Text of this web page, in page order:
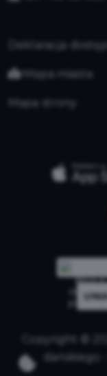
Deklaracja
Mapa miasta
Mapa strony
Copyright ©